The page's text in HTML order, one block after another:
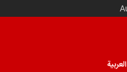
العربية